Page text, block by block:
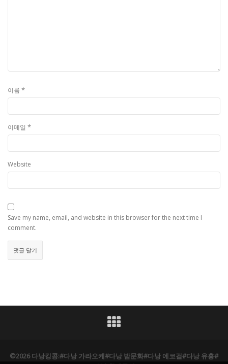
이름 *
이메일 *
Website
Save my name, email, and website in this browser for the next time I
comment.
©2026 다낭킹콩:#다낭 가라오케#다낭 밤문화#다낭 에코걸#다낭 유흥#